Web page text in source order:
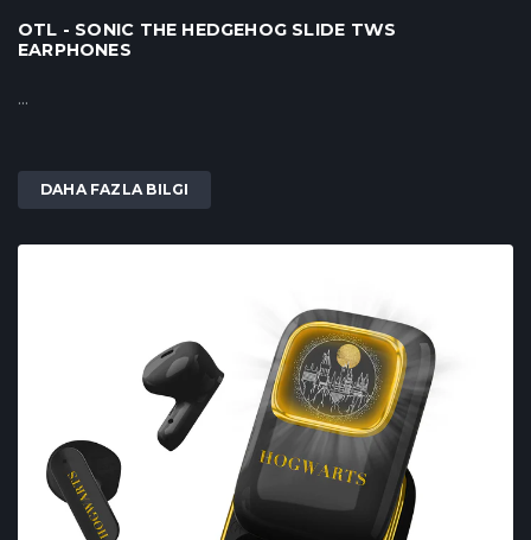
OTL - SONIC THE HEDGEHOG SLIDE TWS
EARPHONES
...
DAHA FAZLA BILGI